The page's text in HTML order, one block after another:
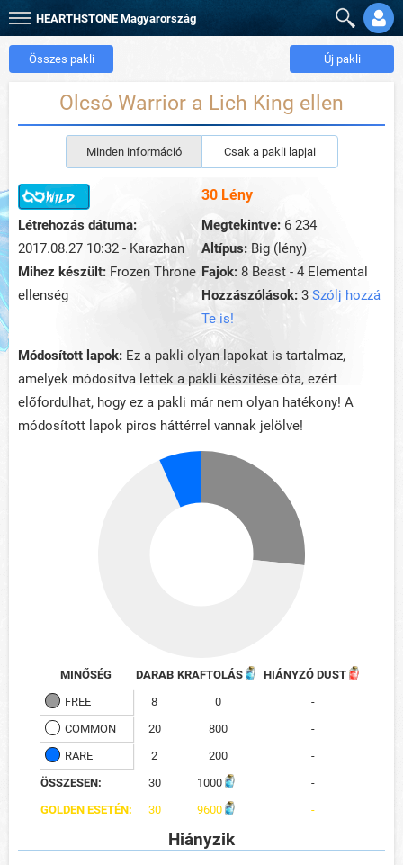
HEARTHSTONE Magyarország
Összes pakli Új pakli
Olcsó Warrior a Lich King ellen
Minden információ Csak a pakli lapjai
30 Lény
Létrehozás dátuma:
2017.08.27 10:32 - Karazhan
Megtekintve: 6 234
Altípus: Big (lény)
Mihez készült: Frozen Throne
ellenség
Fajok: 8 Beast - 4 Elemental
Hozzászólások: 3 Szólj hozzá
Te is!
Módosított lapok: Ez a pakli olyan lapokat is tartalmaz,
amelyek módosítva lettek a pakli készítése óta, ezért
előfordulhat, hogy ez a pakli már nem olyan hatékony! A
módosított lapok piros háttérrel vannak jelölve!
MINŐSÉG DARAB KRAFTOLÁS
HIÁNYZÓ DUST
FREE
8 0
-
COMMON
20 800
-
RARE
2 200
-
ÖSSZESEN:
30 1000
-
GOLDEN ESETÉN:
30 9600 -
Hiányzik